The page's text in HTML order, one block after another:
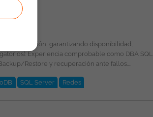
SQL Server
Redes